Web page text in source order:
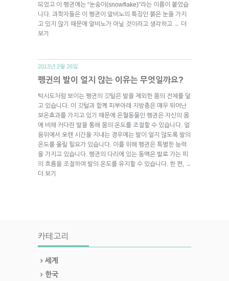
되었고 이 펭귄에는 “눈송이(snowflake)”라는 이름이 붙었습
니다. 과학자들은 이 펭귄이 알비노의 특징인 붉은 눈을 가지
고 있지 않기 때문에 알비노가 아닐 것이라고 생각하고 → 더
보기
2013년 2월 26일.
펭귄의 발이 얼지 않는 이유는 무엇일까요?
턱시도처럼 보이는 펭귄의 깃털은 발을 제외한 몸의 전체를 덮
고 있습니다. 이 깃털과 함께 피부아래 지방층은 매우 뛰어난
보온효과를 가지고 있기 때문에 온혈동물인 펭귄은 자신의 몸
에 비해 커다란 발을 통해 몸의 온도를 조절할 수 있습니다. 얼
음위에서 오랜 시간을 지내는 경우에는 발이 얼지 않도록 발의
온도를 올릴 필요가 있습니다. 이를 위해 펭귄은 특별한 능력
을 가지고 있습니다. 펭귄의 다리에 있는 동맥은 발로 가는 피
의 흐름을 조절하여 발의 온도를 유지할 수 있습니다. 한 편,
→
더 보기
카테고리
세계
한국